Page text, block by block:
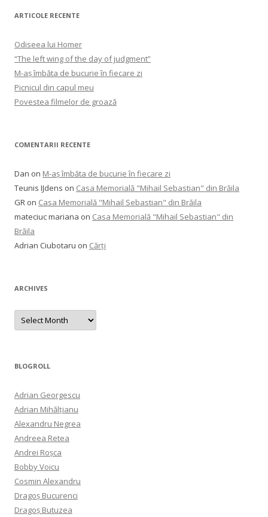
ARTICOLE RECENTE
Odiseea lui Homer
“The left wing of the day of judgment”
M-aș îmbăta de bucurie în fiecare zi
Picnicul din capul meu
Povestea filmelor de groază
COMENTARII RECENTE
Dan on M-aș îmbăta de bucurie în fiecare zi
Teunis IJdens on Casa Memorială "Mihail Sebastian" din Brăila
GR on Casa Memorială "Mihail Sebastian" din Brăila
mateciuc mariana on Casa Memorială "Mihail Sebastian" din
Brăila
Adrian Ciubotaru on Cărți
ARCHIVES
Archives
BLOGROLL
Adrian Georgescu
Adrian Mihălțianu
Alexandru Negrea
Andreea Retea
Andrei Roșca
Bobby Voicu
Cosmin Alexandru
Dragoș Bucurenci
Dragoș Butuzea